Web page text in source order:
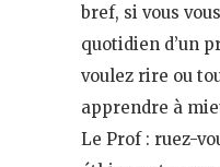
bref, si vous
quotidien d’un
voulez rire ou
apprendre à
Le Prof : ruez-